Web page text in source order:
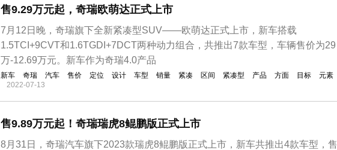
售9.29万元起，奇瑞欧萌达正式上市
7月12日晚，奇瑞旗下全新紧凑型SUV——欧萌达正式上市，新车搭载
1.5TCI+9CVT和1.6TGDI+7DCT两种动力组合，共推出7款车型，车辆售价为29
万-12.69万元。新车作为奇瑞4.0产品
新车 奇瑞 汽车 售价 定位 设计 车型 销量 紧凑 区间 紧凑型 产品 方面 目标
元素
2022-07-13
售9.89万元起！奇瑞瑞虎8鲲鹏版正式上市
8月31日，奇瑞汽车旗下2023款瑞虎8鲲鹏版正式上市，新车共推出4款车型，售